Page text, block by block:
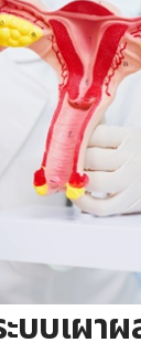
ะบบเผ